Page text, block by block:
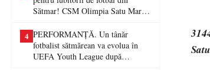
Sătmar! CSM Olimpia Satu Mare
4 PERFORMANȚĂ. Un tânăr
fotbalist sătmărean va evolua în
UEFA Youth League după